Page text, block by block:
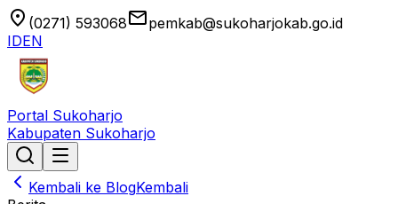
location_on (0271) 593068emailpemkab@sukoharjokab.go.id
IDEN
Portal Sukoharjo
Kabupaten Sukoharjo
Kembali ke BlogKembali